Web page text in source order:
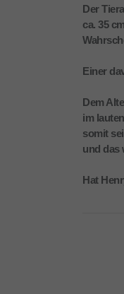
Der
ca. 35
Einer
Dem
im
somit
und das
Hat